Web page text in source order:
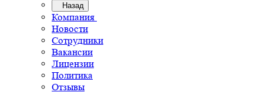
Назад
Компания
Новости
Сотрудники
Вакансии
Лицензии
Политика
Отзывы